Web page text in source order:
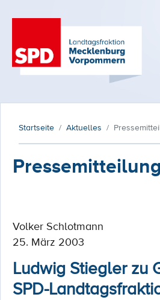
Startseite Aktuelles
Volker Schlotmann
25. März 2003
Ludwig Stiegler zu
SPD-